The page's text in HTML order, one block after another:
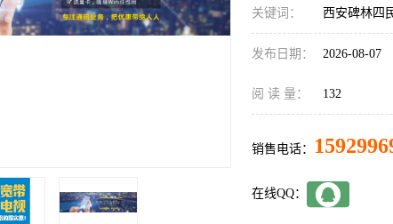
关键词： 西安碑林四
发布日期： 2026-08-07
阅 读 量： 132
销售电话：
在线QQ：